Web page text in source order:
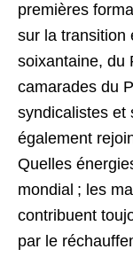
premières
sur la transition
soixantaine, du
camarades du
syndicalistes et
également
Quelles
mondial ; les
contribuent
par le